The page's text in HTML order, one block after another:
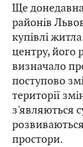
Ще
районів
купівлі
центру, його
визначало
поступово
території
з'являються
простори.